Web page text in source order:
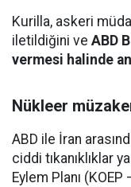
Kurilla, askeri
iletildiğini ve ABD
vermesi halinde
Nükleer
ABD ile İran
ciddi tıkanıklıklar
Eylem Planı